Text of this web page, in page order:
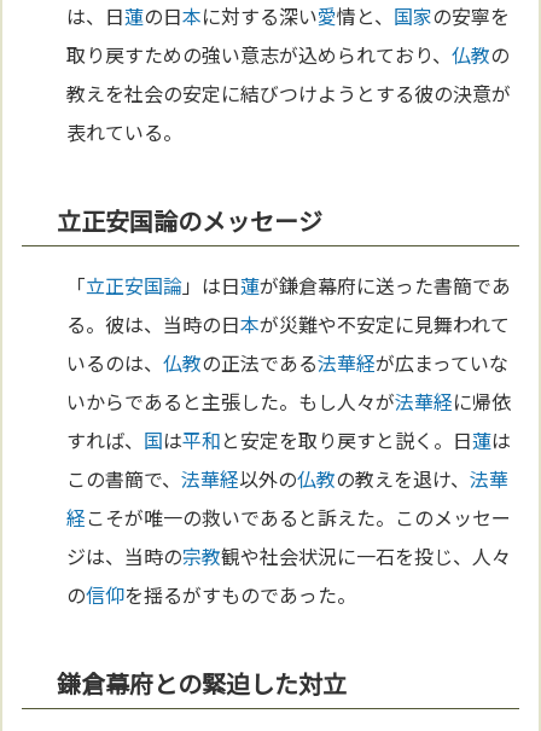
は、日蓮の日本に対する深い愛情と、 国家の安寧を
取り戻すための強い意志が込められており、仏教の
教えを社会の安定に結びつけようとする彼の決意が
表れている。
立正安国論のメッセージ
「立正安国論」は日蓮が鎌倉幕府に送った書簡であ
る。彼は、当時の日本が災難や不安定に見舞われて
いるのは、仏教の正法である法華経が広まっていな
いからであると主張した。もし人々が法華経に帰依
すれば、 国は平和と安定を取り戻すと説く。日蓮は
この書簡で、法華経以外の仏教の教えを退け、法華
経こそが唯一の救いであると訴えた。このメッセー
ジは、当時の宗教観や社会状況に一石を投じ、人々
の信仰を揺るがすものであった。
鎌倉幕府との緊迫した対立